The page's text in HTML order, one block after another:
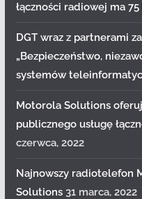
łączności radiowej ma
DGT wraz z partnerami
„Bezpieczeństwo,
systemów
Motorola Solutions
publicznego usługę
czerwca, 2022
Najnowszy radiotelefon
Solutions 31 marca, 2022